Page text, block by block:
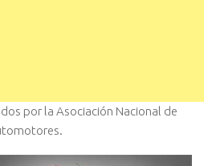
por la Asociación Nacional de